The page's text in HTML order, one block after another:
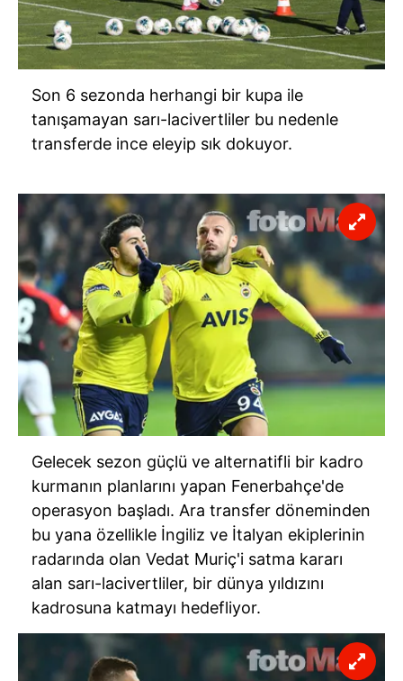
Son 6 sezonda herhangi bir kupa ile
tanışamayan sarı-lacivertliler bu nedenle
transferde ince eleyip sık dokuyor.
Gelecek sezon güçlü ve alternatifli bir kadro
kurmanın planlarını yapan Fenerbahçe'de
operasyon başladı. Ara transfer döneminden
bu yana özellikle İngiliz ve İtalyan ekiplerinin
radarında olan Vedat Muriç'i satma kararı
alan sarı-lacivertliler, bir dünya yıldızını
kadrosuna katmayı hedefliyor.